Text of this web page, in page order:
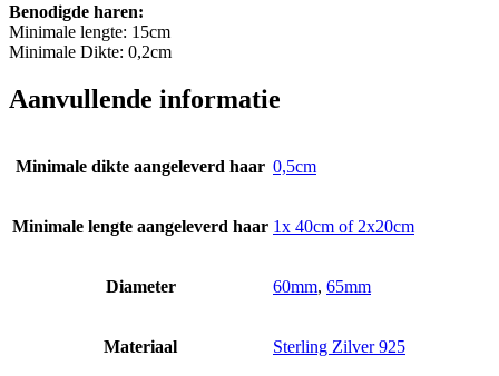
Benodigde haren:
Minimale lengte: 15cm
Minimale Dikte: 0,2cm
Aanvullende informatie
Minimale dikte aangeleverd haar 0,5cm
Minimale lengte aangeleverd haar 1x 40cm of 2x20cm
Diameter 60mm, 65mm
Materiaal Sterling Zilver 925